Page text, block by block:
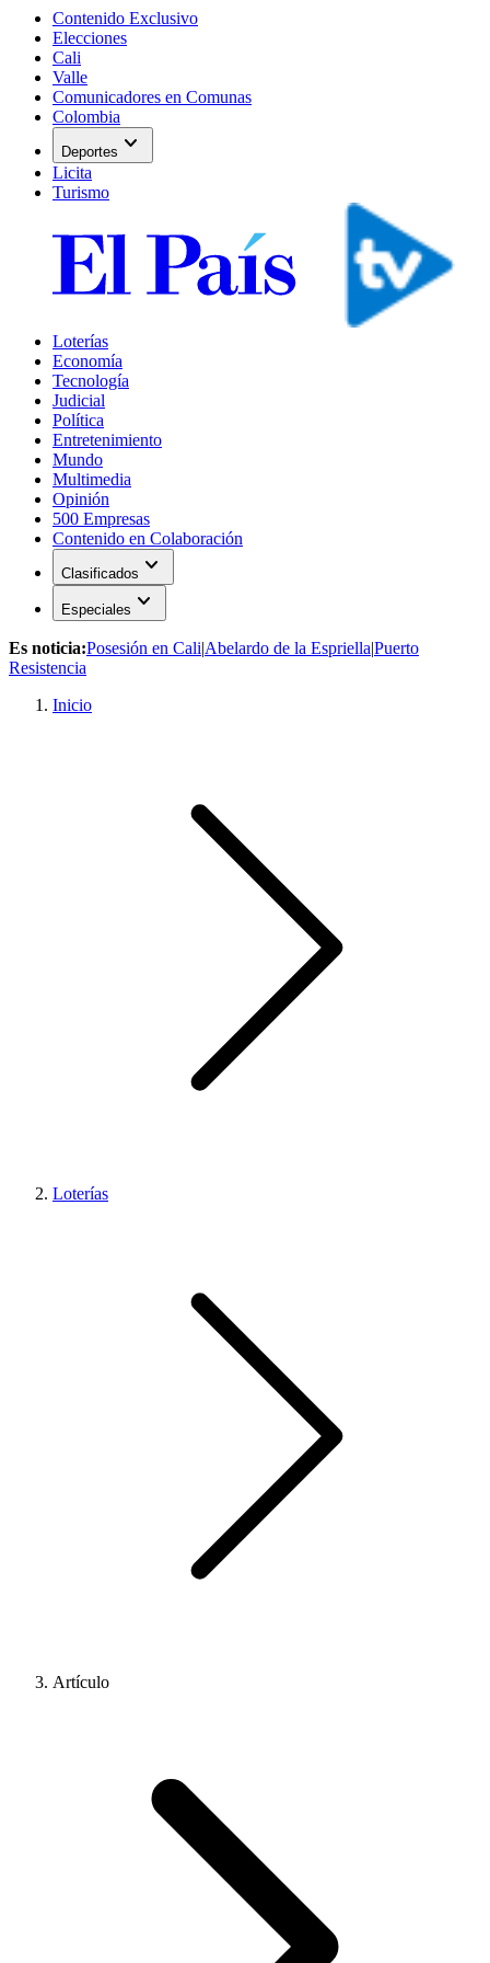
Contenido Exclusivo
Elecciones
Cali
Valle
Comunicadores en Comunas
Colombia
Deportes expand_more
Licita
Turismo
Loterías
Economía
Tecnología
Judicial
Política
Entretenimiento
Mundo
Multimedia
Opinión
500 Empresas
Contenido en Colaboración
Clasificados expand_more
Especiales expand_more
Es noticia:Posesión en Cali|Abelardo de la Espriella|Puerto
Resistencia
Inicio
Loterías
Artículo